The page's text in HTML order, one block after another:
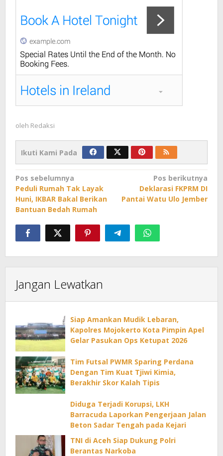
oleh Redaksi
Ikuti Kami Pada
Navigasi
pos
Pos sebelumnya
Peduli Rumah Tak Layak
Huni, IKBAR Bakal Berikan
Bantuan Bedah Rumah
Pos berikutnya
Deklarasi FKPRM DI
Pantai Watu Ulo Jember
Jangan Lewatkan
Siap Amankan Mudik Lebaran,
Kapolres Mojokerto Kota Pimpin Apel
Gelar Pasukan Ops Ketupat 2026
Tim Futsal PWMR Sparing Perdana
Dengan Tim Kuat Tjiwi Kimia,
Berakhir Skor Kalah Tipis
Diduga Terjadi Korupsi, LKH
Barracuda Laporkan Pengerjaan Jalan
Beton Sadar Tengah pada Kejari
TNI di Aceh Siap Dukung Polri
Berantas Narkoba